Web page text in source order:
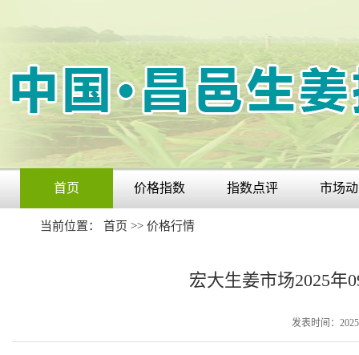
首页 价格指数 指数点评 市场
当前位置： 首页 >> 价格行情
宏大生姜市场2025年
发表时间：